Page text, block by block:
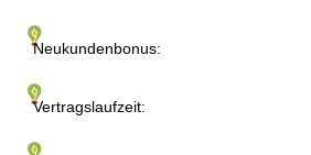
Neukundenbonus:
Vertragslaufzeit: